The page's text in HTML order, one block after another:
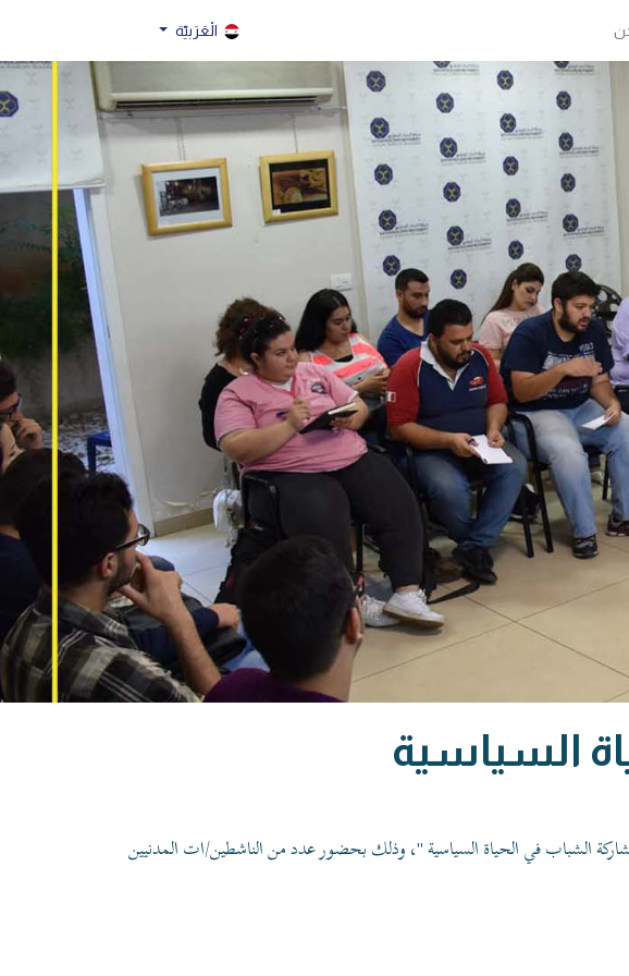
الْعَرَبيّة
السياسية
الشباب في الحياة السياسية"، وذلك بحضور عدد من الناشطين/ات المدنيين